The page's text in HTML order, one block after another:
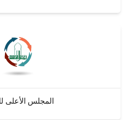
المجلس الأعلى